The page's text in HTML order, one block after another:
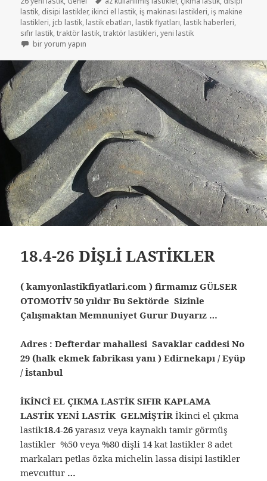
lastik, disipi lastikler, ikinci el lastik, iş makinası lastikleri, iş makine
lastikleri, jcb lastik, lastik ebatları, lastik fiyatları, lastik haberleri,
sıfır lastik,traktör lastik,traktör lastikleri,yeni lastik
SATILIK 18 4-26 İKİNCİ EL ÇIKMA LASTİKLER için
bir yorum yapın
18.4-26 DİŞLİ LASTİKLER
( kamyonlastikfiyatlari.com ) firmamız GÜLSER
OTOMOTİV 50 yıldır Bu Sektörde Sizinle
Çalışmaktan Memnuniyet Gurur Duyarız …
Adres : Defterdar mahallesi Savaklar caddesi No
29 (halk ekmek fabrikası yanı ) Edirnekapı / Eyüp
/ İstanbul
İKİNCİ EL ÇIKMA LASTİK SIFIR KAPLAMA
LASTİK YENİ LASTİK GELMİŞTİRİkinci el çıkma
lastik18.4-26yarasız veya kaynaklı tamir görmüş
lastikler %50 veya %80 dişli 14 kat lastikler 8 adet
markaları petlas özka michelin lassa disipi lastikler
mevcuttur …